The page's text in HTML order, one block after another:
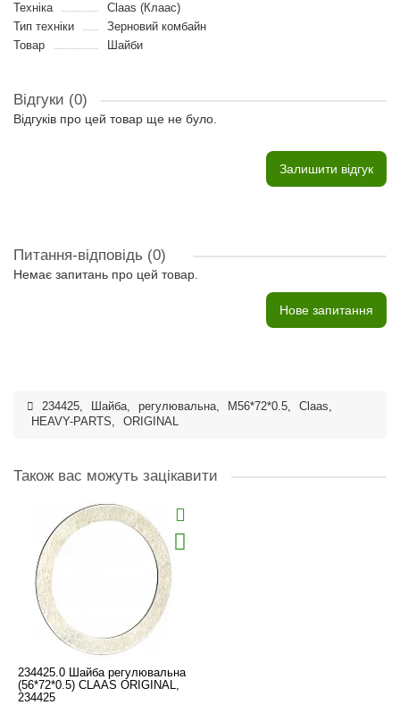
Техніка
Claas (Клаас)
Тип техніки
Зерновий комбайн
Товар
Шайби
Відгуки (0)
Відгуків про цей товар ще не було.
Залишити відгук
Питання-відповідь (0)
Немає запитань про цей товар.
Нове запитання
234425, Шайба, регулювальна, M56*72*0.5, Claas,
HEAVY-PARTS, ORIGINAL
Також вас можуть зацікавити
234425.0 Шайба регулювальна
(56*72*0.5) CLAAS ORIGINAL,
234425